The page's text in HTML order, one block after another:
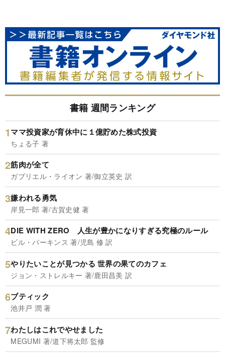
書籍 週間ランキング
ママ投資家が育休中に１億貯めた株式投資
ちょる子 著
筋肉が全て
ガブリエル・ライオン 著/御立英史 訳
嫌われる勇気
岸見一郎 著/古賀史健 著
DIE WITH ZERO 人生が豊かになりすぎる究極のルール
ビル・パーキンス 著/児島 修 訳
やりたいことが見つかる 世界の果てのカフェ
ジョン・ストレルキー 著/鹿田昌美 訳
ブティック
池井戸 潤 著
わたしはこれでやせました
MEGUMI 著/道下将太郎 監修